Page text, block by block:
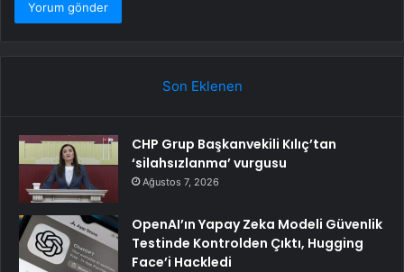
Son Eklenen
CHP Grup Başkanvekili Kılıç’tan
‘silahsızlanma’ vurgusu
Ağustos 7, 2026
OpenAI’ın Yapay Zeka Modeli Güvenlik
Testinde Kontrolden Çıktı, Hugging
Face’i Hackledi